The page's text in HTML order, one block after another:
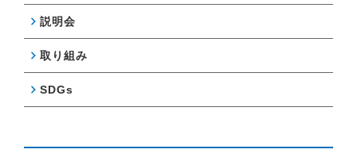
説明会
取り組み
SDGs